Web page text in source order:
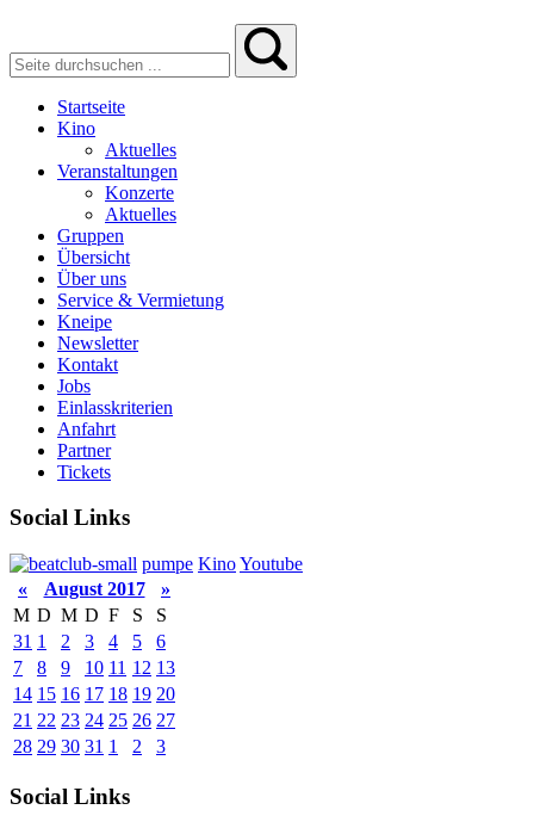
Startseite
Kino
Aktuelles
Veranstaltungen
Konzerte
Aktuelles
Gruppen
Übersicht
Über uns
Service & Vermietung
Kneipe
Newsletter
Kontakt
Jobs
Einlasskriterien
Anfahrt
Partner
Tickets
Social Links
pumpe KinoYoutube
«
August 2017
»
M D M D F S
S
31 1 2 3 4 5
6
7
8 9 10 11 12 13
14 15 16 17 18 19 20
21 22 23 24 25 26 27
28 29 30 31 1 2 3
Social Links